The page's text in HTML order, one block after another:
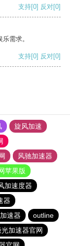
支持[0] 反对[0]
需求。
支持[0] 反对[0]
旋风加速
风驰加速器
苹果版
加速度器
器
速器
outline
光加速器官网